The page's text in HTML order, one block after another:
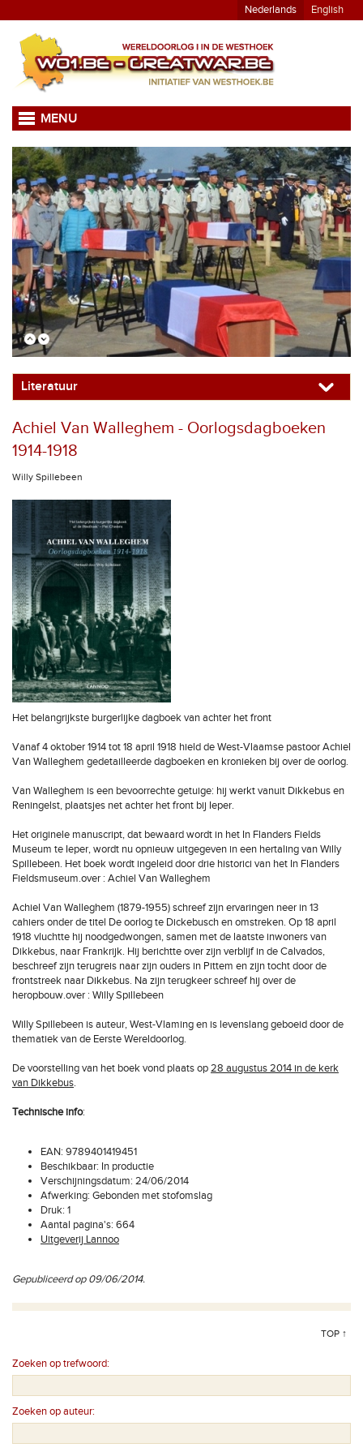
Nederlands English
MENU
Literatuur
Achiel Van Walleghem - Oorlogsdagboeken
1914-1918
Willy Spillebeen
Het belangrijkste burgerlijke dagboek van achter het front
Vanaf 4 oktober 1914 tot 18 april 1918 hield de West-Vlaamse pastoor Achiel
Van Walleghem gedetailleerde dagboeken en kronieken bij over de oorlog.
Van Walleghem is een bevoorrechte getuige: hij werkt vanuit Dikkebus en
Reningelst, plaatsjes net achter het front bij Ieper.
Het originele manuscript, dat bewaard wordt in het In Flanders Fields
Museum te Ieper, wordt nu opnieuw uitgegeven in een hertaling van Willy
Spillebeen. Het boek wordt ingeleid door drie historici van het In Flanders
Fieldsmuseum.over : Achiel Van Walleghem
Achiel Van Walleghem (1879-1955) schreef zijn ervaringen neer in 13
cahiers onder de titel De oorlog te Dickebusch en omstreken. Op 18 april
1918 vluchtte hij noodgedwongen, samen met de laatste inwoners van
Dikkebus, naar Frankrijk. Hij berichtte over zijn verblijf in de Calvados,
beschreef zijn terugreis naar zijn ouders in Pittem en zijn tocht door de
frontstreek naar Dikkebus. Na zijn terugkeer schreef hij over de
heropbouw.over : Willy Spillebeen
Willy Spillebeen is auteur, West-Vlaming en is levenslang geboeid door de
thematiek van de Eerste Wereldoorlog.
De voorstelling van het boek vond plaats op28 augustus 2014 in de kerk
van Dikkebus.
Technische info:
EAN: 9789401419451
Beschikbaar: In productie
Verschijningsdatum: 24/06/2014
Afwerking: Gebonden met stofomslag
Druk: 1
Aantal pagina's: 664
Uitgeverij Lannoo
Gepubliceerd op 09/06/2014.
TOP ↑
Zoeken op trefwoord:
Zoeken op auteur: